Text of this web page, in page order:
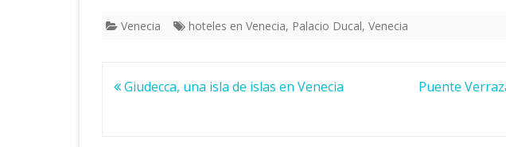
Venecia hoteles en Venecia, Palacio Ducal, Venecia
Navegación
Giudecca, una isla de islas en Venecia
Puente